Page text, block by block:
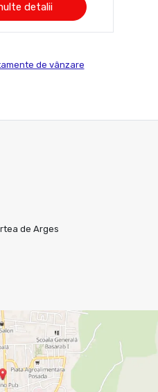
detalii
de vânzare
de Arges